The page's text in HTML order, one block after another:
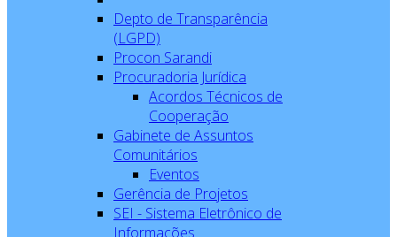
Depto de Transparência
(LGPD)
Procon Sarandi
Procuradoria Jurídica
Acordos Técnicos de
Cooperação
Gabinete de Assuntos
Comunitários
Eventos
Gerência de Projetos
SEI - Sistema Eletrônico de
Informações